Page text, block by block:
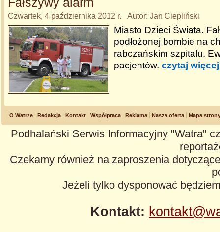
Czwartek, 4 października 2012 r. Autor: Jan Ciepliński
Miasto Dzieci Świata.
podłożonej bombie na
rabczańskim szpitalu.
pacjentów. czytaj więcej
O Watrze Redakcja Kontakt Współpraca Reklama Nasza oferta Mapa strony
Podhalański Serwis Informacyjny "Watra"
Czekamy również na zaproszenia
Jeżeli tylko dysponować
Kontakt: